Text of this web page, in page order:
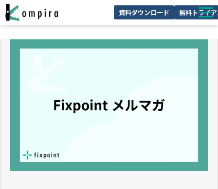
資料ダウンロード 無料トライ
技術情報